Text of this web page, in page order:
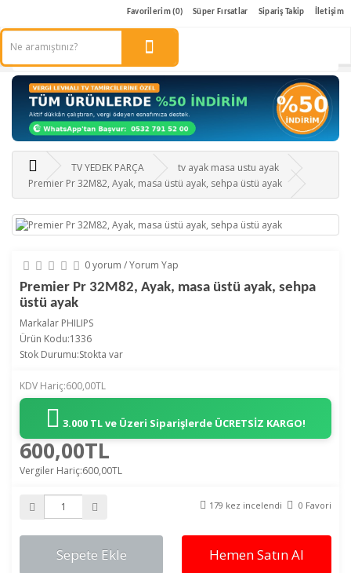
Favorilerim (0) Süper Fırsatlar Sipariş Takip İletişim
TV YEDEK PARÇA
tv ayak masa ustu ayak
Premier Pr 32M82, Ayak, masa üstü ayak, sehpa üstü ayak
0 yorum /Yorum Yap
Premier Pr 32M82, Ayak, masa üstü ayak, sehpa
üstü ayak
Markalar PHILIPS
Ürün Kodu:1336
Stok Durumu:Stokta var
KDV Hariç:600,00TL
3.000 TL ve Üzeri Siparişlerde ÜCRETSİZ KARGO!
600,00TL
Vergiler Hariç:600,00TL
179 kez incelendi 0 Favori
Sepete Ekle Hemen Satın Al